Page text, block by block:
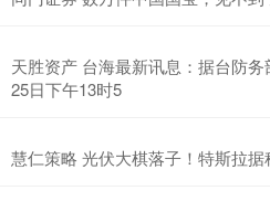
天胜资产 台海最新讯息：据台防务
25日下午13时5
慧仁策略 光伏大棋落子！特斯拉